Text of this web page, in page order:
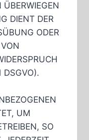
ÜBERWIEGEN
DIENT DER
ODER
DSGVO).
UM
SO